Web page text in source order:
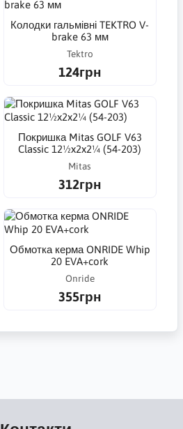
Колодки гальмівні TEKTRO V-
brake 63 мм
Tektro
124грн
Покришка Mitas GOLF V63
Classic 12½x2x2¼ (54-203)
Mitas
312грн
Обмотка керма ONRIDE Whip
20 EVA+cork
Onride
355грн